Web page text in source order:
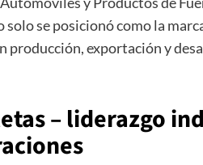
solo se posicionó como la
producción, exportación y
– liderazgo